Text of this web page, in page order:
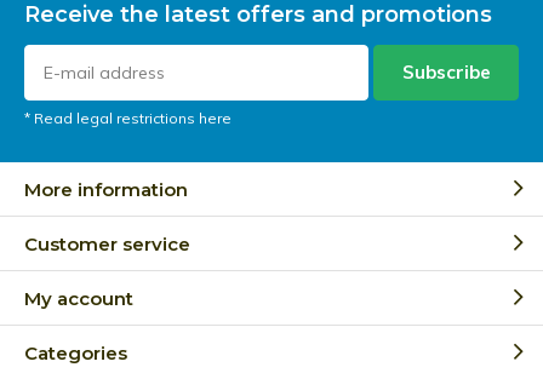
Receive the latest offers and promotions
Subscribe
* Read legal restrictions here
More information
Customer service
My account
Categories